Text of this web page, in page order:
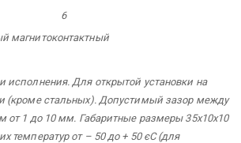
6
магнитоконтактный
исполнения. Для открытой установки на
(кроме стальных). Допустимый зазор между
от 1 до 10 мм. Габаритные размеры 35х10х10
температур от – 50 до + 50 єС (для